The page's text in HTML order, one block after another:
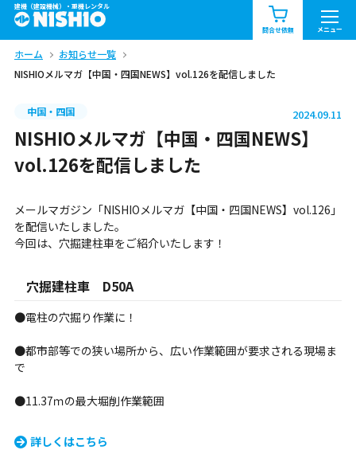
建機（建設機械）・重機レンタル
問合せ依頼 メニュー
商品一覧 お知らせ一覧
問合せ依頼リスト
北海道 東北 関東
中部 関西
九州・沖縄（外部）
ホーム
お知らせ一覧
NISHIOメルマガ【中国・四国NEWS】vol.126を配信しました
中国・四国 2024.09.11
NISHIOメルマガ【中国・四国NEWS】
vol.126を配信しました
メールマガジン「NISHIOメルマガ【中国・四国NEWS】vol.126」
を配信いたしました。
今回は、穴掘建柱車をご紹介いたします！
穴掘建柱車 D50A
●電柱の穴掘り作業に！
●都市部等での狭い場所から、広い作業範囲が要求される現場ま
で
●11.37ｍの最大堀削作業範囲
詳しくはこちら